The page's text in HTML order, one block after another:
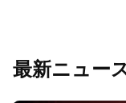
最新ニュー